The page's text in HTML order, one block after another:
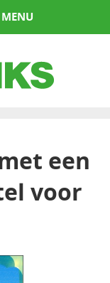
MENU
een
voor